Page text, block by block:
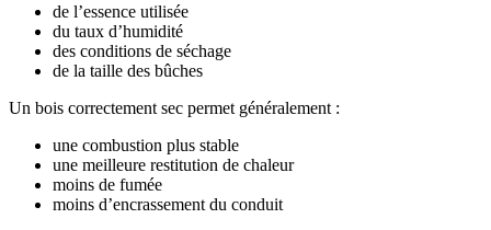
de l’essence utilisée
du taux d’humidité
des conditions de séchage
de la taille des bûches
Un bois correctement sec permet généralement :
une combustion plus stable
une meilleure restitution de chaleur
moins de fumée
moins d’encrassement du conduit